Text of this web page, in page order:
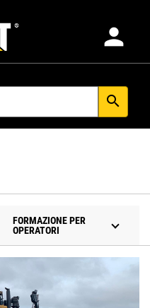
person
search
FORMAZIONE PER
OPERATORI